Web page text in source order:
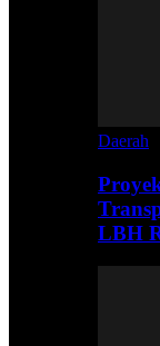
Daerah
LBH